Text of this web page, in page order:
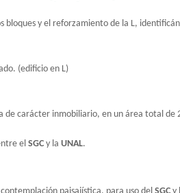
bloques y el reforzamiento de la L,
(edificio en L)
de carácter inmobiliario, en un área total de
el SGC y la UNAL.